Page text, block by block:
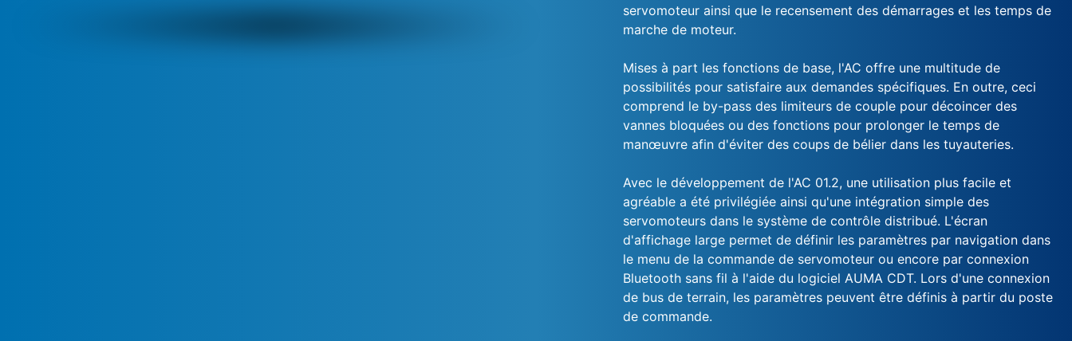
servomoteur ainsi que le recensement des démarrages et les temps de
marche de moteur.
Mises à part les fonctions de base, l'AC offre une multitude de
possibilités pour satisfaire aux demandes spécifiques. En outre, ceci
comprend le by-pass des limiteurs de couple pour décoincer des
vannes bloquées ou des fonctions pour prolonger le temps de
manœuvre afin d'éviter des coups de bélier dans les tuyauteries.
Avec le développement de l'AC 01.2, une utilisation plus facile et
agréable a été privilégiée ainsi qu'une intégration simple des
servomoteurs dans le système de contrôle distribué. L'écran
d'affichage large permet de définir les paramètres par navigation dans
le menu de la commande de servomoteur ou encore par connexion
Bluetooth sans fil à l'aide du logiciel AUMA CDT. Lors d'une connexion
de bus de terrain, les paramètres peuvent être définis à partir du poste
de commande.